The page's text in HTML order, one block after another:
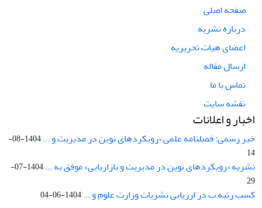
صفحه اصلی
درباره نشریه
اعضای هیات تحریریه
ارسال مقاله
تماس با ما
نقشه سایت
اخبار و اعلانات
خبر رسمی: فصلنامه علمی «رویکردهای نوین در مدیریت و ...
1404-08-
14
نشریه «رویکردهای نوین در مدیریت و بازاریابی» موفق به ...
1404-07-
29
کسب رتبه ب در ارزیابی نشریات وزارت علوم و ...1404-06-04